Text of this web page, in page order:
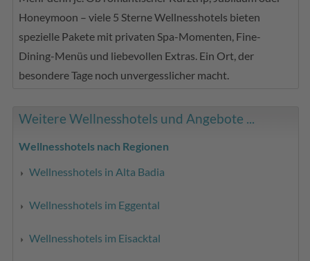
Honeymoon – viele 5 Sterne Wellnesshotels bieten
spezielle Pakete mit privaten Spa-Momenten, Fine-
Dining-Menüs und liebevollen Extras. Ein Ort, der
besondere Tage noch unvergesslicher macht.
Weitere Wellnesshotels und Angebote ...
Wellnesshotels nach Regionen
Wellnesshotels in Alta Badia
Wellnesshotels im Eggental
Wellnesshotels im Eisacktal